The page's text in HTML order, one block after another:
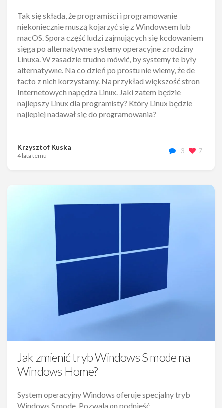
Tak się składa, że programiści i programowanie
niekoniecznie muszą kojarzyć się z Windowsem lub
macOS. Spora część ludzi zajmujących się kodowaniem
sięga po alternatywne systemy operacyjne z rodziny
Linuxa. W zasadzie trudno mówić, by systemy te były
alternatywne. Na co dzień po prostu nie wiemy, że de
facto z nich korzystamy. Na przykład większość stron
Internetowych napędza Linux. Jaki zatem będzie
najlepszy Linux dla programisty? Który Linux będzie
najlepiej nadawał się do programowania?
Krzysztof Kuska
4 lata temu
3 7
Jak zmienić tryb Windows S mode na
Windows Home?
System operacyjny Windows oferuje specjalny tryb
Windows S mode. Pozwala on podnieść